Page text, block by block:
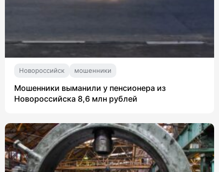
Новороссийск мошенники
Мошенники выманили у пенсионера из
Новороссийска 8,6 млн рублей